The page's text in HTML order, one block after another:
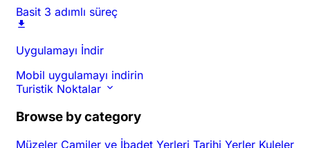
Basit 3 adımlı süreç
Uygulamayı İndir
Mobil uygulamayı indirin
Turistik Noktalar
Browse by category
Müzeler Camiler ve İbadet Yerleri Tarihi Yerler Kuleler